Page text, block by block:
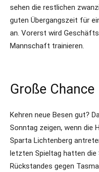
sehen die restlichen
guten Übergangszeit für
an. Vorerst wird
Mannschaft trainieren.
Große Chance
Kehren neue Besen gut?
Sonntag zeigen, wenn die
Sparta Lichtenberg
letzten Spieltag hatten
Rückstandes gegen